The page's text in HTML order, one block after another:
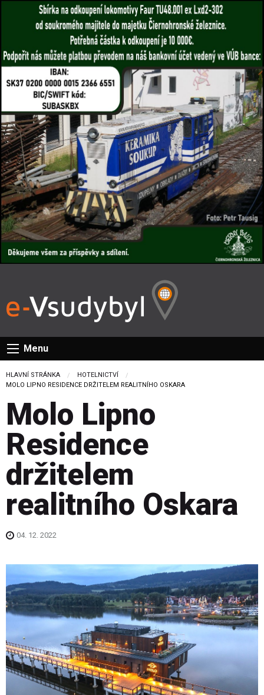
Menu
HLAVNÍ STRÁNKA
HOTELNICTVÍ
CURRENT:
MOLO LIPNO RESIDENCE DRŽITELEM REALITNÍHO OSKARA
Molo Lipno
Residence
držitelem
realitního Oskara
04. 12. 2022